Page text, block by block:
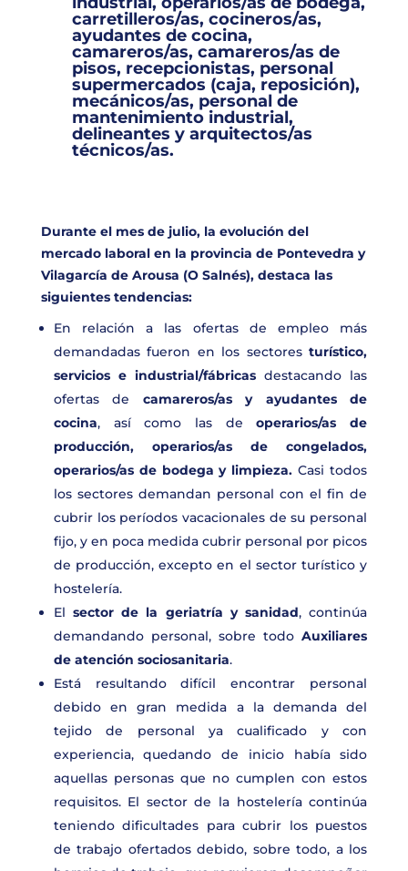
carretilleros/as, cocineros/as,
ayudantes de cocina,
camareros/as, camareros/as de
pisos, recepcionistas, personal
supermercados (caja, reposición),
mecánicos/as, personal de
mantenimiento industrial,
delineantes y arquitectos/as
técnicos/as.
Durante el mes de julio, la evolución del
mercado laboral en la provincia de Pontevedra y
Vilagarcía de Arousa (O Salnés), destaca las
siguientes tendencias:
En relación a las ofertas de empleo más
demandadas fueron en los sectoresturístico,
servicios e industrial/fábricas destacando las
ofertas de camareros/as y ayudantes de
cocina, así como las de operarios/as de
producción, operarios/as de congelados,
operarios/as de bodega y limpieza. Casi todos
los sectores demandan personal con el fin de
cubrir los períodos vacacionales de su personal
fijo, y en poca medida cubrir personal por picos
de producción, excepto en el sector turístico y
hostelería.
El sector de la geriatría y sanidad, continúa
demandando personal, sobre todoAuxiliares
de atención sociosanitaria.
Está resultando difícil encontrar personal
debido en gran medida a la demanda del
tejido de personal ya cualificado y con
experiencia, quedando de inicio había sido
aquellas personas que no cumplen con estos
requisitos. El sector de la hostelería continúa
teniendo dificultades para cubrir los puestos
de trabajo ofertados debido, sobre todo, a los